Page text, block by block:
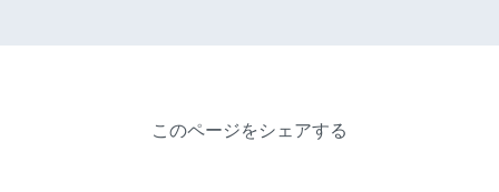
このページをシェアする